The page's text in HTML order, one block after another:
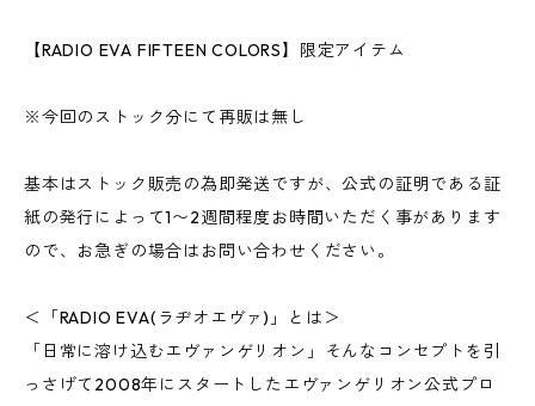
【RADIO EVA FIFTEEN COLORS】限定アイテム
※今回のストック分にて再販は無し
基本はストック販売の為即発送ですが、公式の証明である証
紙の発行によって1〜2週間程度お時間いただく事があります
ので、お急ぎの場合はお問い合わせください。
＜「RADIO EVA(ラヂオエヴァ)」とは＞
「日常に溶け込むエヴァンゲリオン」そんなコンセプトを引
っさげて2008年にスタートしたエヴァンゲリオン公式プロ